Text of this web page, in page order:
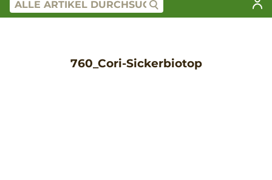
760_Cori-Sickerbiotop